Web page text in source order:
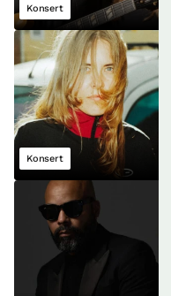
Konsert
Konsert